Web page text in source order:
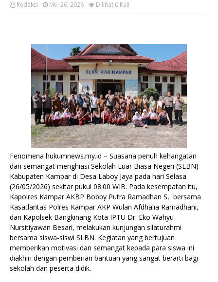
Redaksi Dilihat 0 Kali
Mei 26, 2026
Fenomena hukumnews.my.id – Suasana penuh kehangatan
dan semangat menghiasi Sekolah Luar Biasa Negeri (SLBN)
Kabupaten Kampar di Desa Laboy Jaya pada hari Selasa
(26/05/2026) sekitar pukul 08.00 WIB. Pada kesempatan itu,
Kapolres Kampar AKBP Bobby Putra Ramadhan S, bersama
Kasatlantas Polres Kampar AKP Wulan Afdhalia Ramadhani,
dan Kapolsek Bangkinang Kota IPTU Dr. Eko Wahyu
Nursitiyawan Besari, melakukan kunjungan silaturahmi
bersama siswa-siswi SLBN. Kegiatan yang bertujuan
memberikan motivasi dan semangat kepada para siswa ini
diakhiri dengan pemberian bantuan yang sangat berarti bagi
sekolah dan peserta didik.